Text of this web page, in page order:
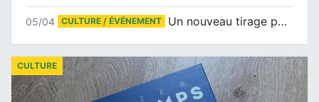
05/04 CULTURE / ÉVÉNEMENT Un nouveau tirage pour le Docu-BD
CULTURE